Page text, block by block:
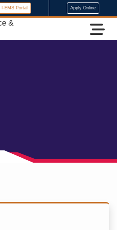
I-EMS Portal Apply Online